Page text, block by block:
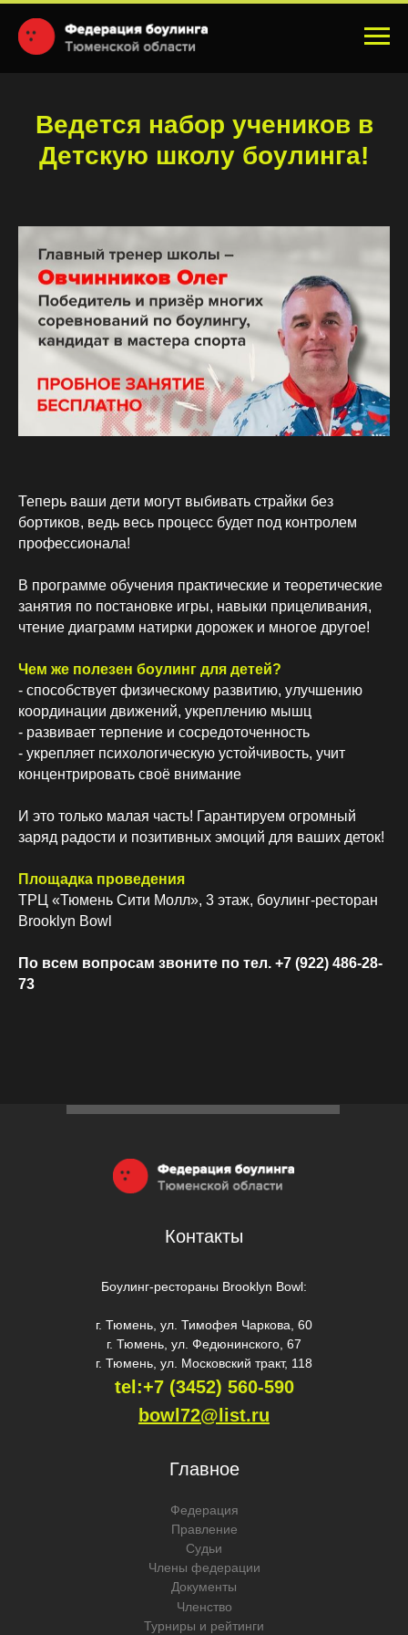
Ведется набор учеников в
Детскую школу боулинга!
Теперь ваши дети могут выбивать страйки без
бортиков, ведь весь процесс будет под контролем
профессионала!
В программе обучения практические и теоретические
занятия по постановке игры, навыки прицеливания,
чтение диаграмм натирки дорожек и многое другое!
Чем же полезен боулинг для детей?
- способствует физическому развитию, улучшению
координации движений, укреплению мышц
- развивает терпение и сосредоточенность
- укрепляет психологическую устойчивость, учит
концентрировать своё внимание
И это только малая часть! Гарантируем огромный
заряд радости и позитивных эмоций для ваших деток!
Площадка проведения
ТРЦ «Тюмень Сити Молл», 3 этаж, боулинг-ресторан
Brooklyn Bowl
По всем вопросам звоните по тел. +7 (922) 486-28-
73
Контакты
Боулинг-рестораны Brooklyn Bowl:
г. Тюмень, ул. Тимофея Чаркова, 60
г. Тюмень, ул. Федюнинского, 67
г. Тюмень, ул. Московский тракт, 118
tel:+7 (3452) 560-590
bowl72@list.ru
Главное
Федерация
Правление
Судьи
Члены федерации
Документы
Членство
Турниры и рейтинги